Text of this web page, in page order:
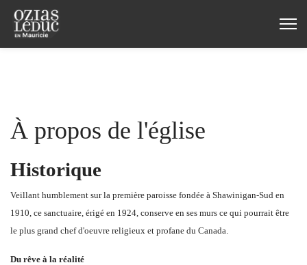
À propos de l'église
Historique
Veillant humblement sur la première paroisse fondée à Shawinigan-Sud en
1910, ce sanctuaire, érigé en 1924, conserve en ses murs ce qui pourrait être
le plus grand chef d'oeuvre religieux et profane du Canada.
Du rêve à la réalité